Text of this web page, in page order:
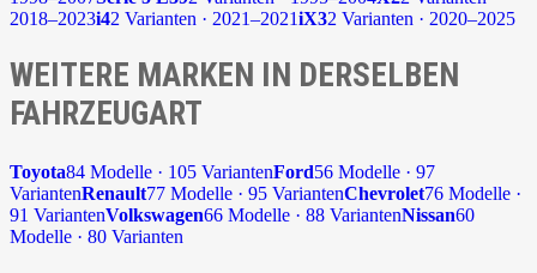
2018–2023i42 Varianten · 2021–2021iX32 Varianten · 2020–2025
WEITERE MARKEN IN DERSELBEN
FAHRZEUGART
Toyota84 Modelle · 105 VariantenFord56 Modelle · 97
VariantenRenault77 Modelle · 95 VariantenChevrolet76 Modelle ·
91 VariantenVolkswagen66 Modelle · 88 VariantenNissan60
Modelle · 80 Varianten